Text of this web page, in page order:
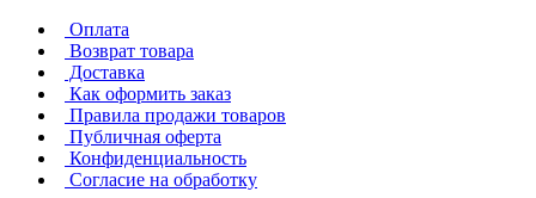
Оплата
Возврат товара
Доставка
Как оформить заказ
Правила продажи товаров
Публичная оферта
Конфиденциальность
Согласие на обработку